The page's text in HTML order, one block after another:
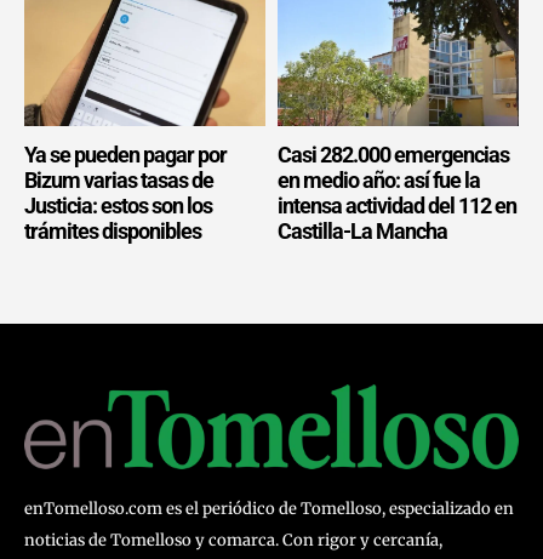
Ya se pueden pagar por
Bizum varias tasas de
Justicia: estos son los
trámites disponibles
Casi 282.000 emergencias
en medio año: así fue la
intensa actividad del 112 en
Castilla-La Mancha
enTomelloso.com es el periódico de Tomelloso, especializado en
noticias de Tomelloso y comarca. Con rigor y cercanía,